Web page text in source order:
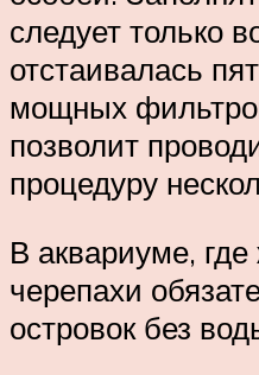
следует только
отстаивалась
мощных
позволит
процедуру
В аквариуме,
черепахи
островок без